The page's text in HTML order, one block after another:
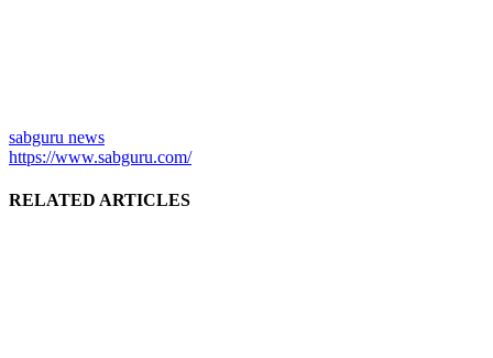
sabguru news
https://www.sabguru.com/
RELATED ARTICLES